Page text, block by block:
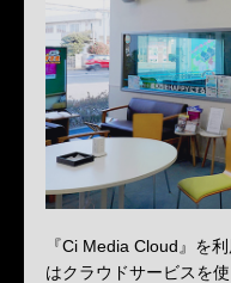
『Ci Media Cloud』を
はクラウドサービスを